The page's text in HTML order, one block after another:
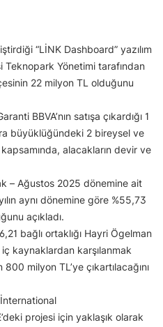
“LİNK Dashboard” yazılım
Teknopark Yönetimi tarafından
22 milyon TL olduğunu
BBVA’nın satışa çıkardığı 1
büyüklüğündeki 2 bireysel ve
alacakların devir ve
– Ağustos 2025 dönemine ait
aynı dönemine göre %55,73
açıkladı.
bağlı ortaklığı Hayri Ögelman
kaynaklardan karşılanmak
milyon TL’ye çıkartılacağını
İnternational
projesi için yaklaşık olarak